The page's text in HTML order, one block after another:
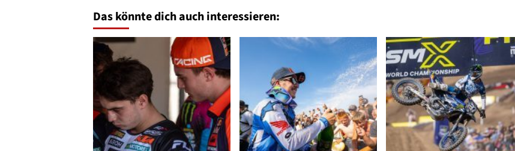
Das könnte dich auch interessieren: